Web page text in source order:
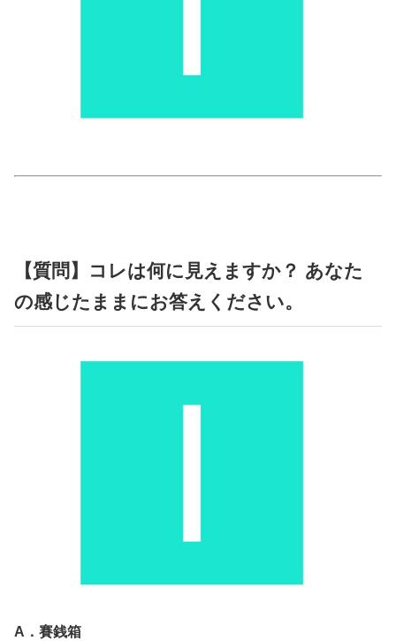
【質問】コレは何に見えますか？ あなた
の感じたままにお答えください。
A．賽銭箱